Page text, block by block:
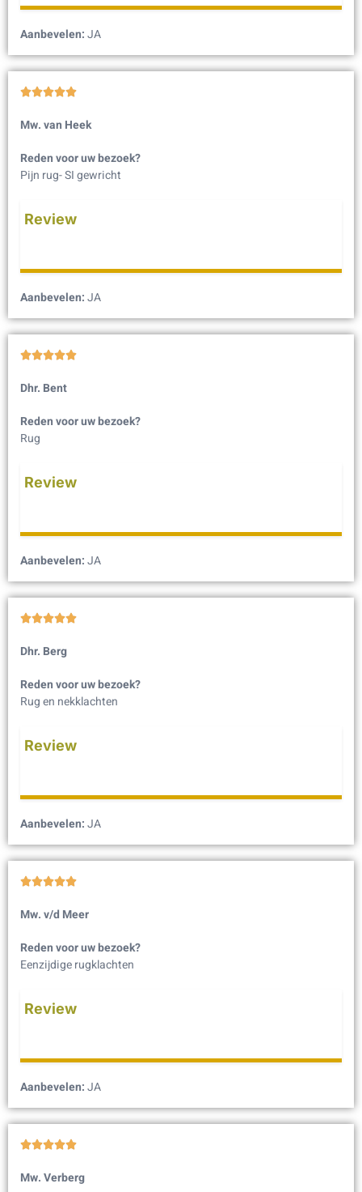
Aanbevelen:JA

Mw. van Heek
Reden voor uw bezoek?
Pijn rug- SI gewricht
Review
Aanbevelen:JA

Dhr. Bent
Reden voor uw bezoek?
Rug
Review
Aanbevelen:JA

Dhr. Berg
Reden voor uw bezoek?
Rug en nekklachten
Review
Aanbevelen:JA

Mw. v/d Meer
Reden voor uw bezoek?
Eenzijdige rugklachten
Review
Aanbevelen:JA

Mw. Verberg